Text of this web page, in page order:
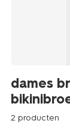
dames
2 producten